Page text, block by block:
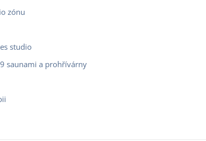
zónu
studio
saunami a prohřívárny